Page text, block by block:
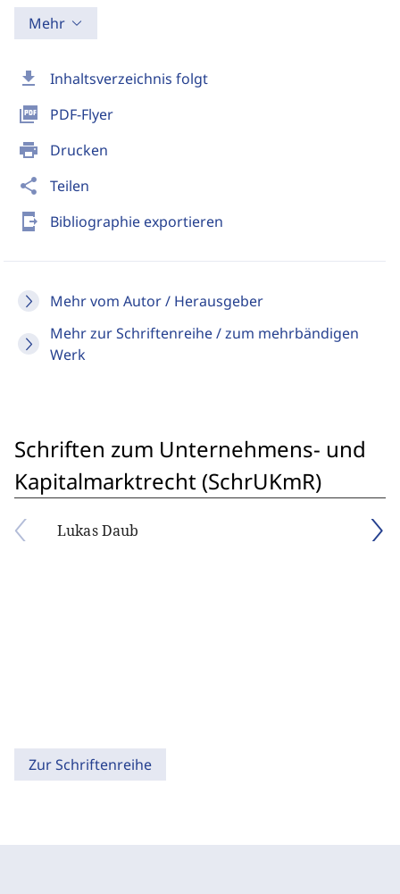
download Inhaltsverzeichnis folgt
picture_as_pdf PDF-Flyer
print Drucken
share Teilen
send_to_mobile Bibliographie exportieren
Mehr vom Autor / Herausgeber
Mehr zur Schriftenreihe / zum mehrbändigen
Werk
Mehr
Schriften zum Unternehmens- und
Kapitalmarktrecht (SchrUKmR)
Lukas Daub
Zur Schriftenreihe